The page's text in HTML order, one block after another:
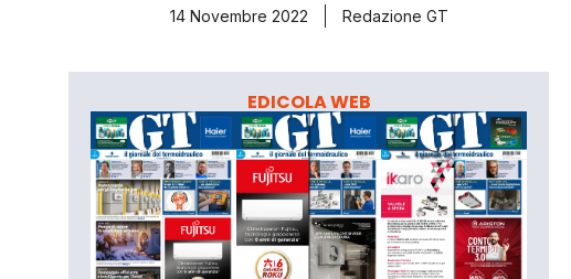
14 Novembre 2022
Redazione GT
EDICOLA WEB